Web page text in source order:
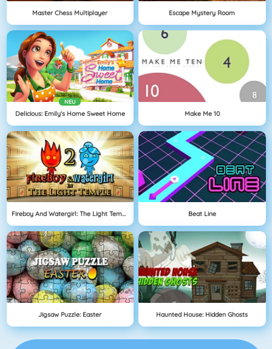
Master Chess Multiplayer Escape Mystery Room
NEU
Delicious: Emily's Home Sweet Home Make Me 10
Fireboy And Watergirl: The Light Temple Beat Line
Jigsaw Puzzle: Easter Haunted House: Hidden Ghosts